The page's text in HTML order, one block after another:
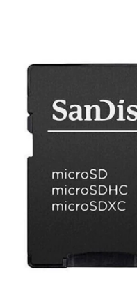
Mínimo: 10 MB/s
Interruptor de proteção
adaptador
Condições de operação: -25
CIEM
ITENS INCLUSOS:
01 Cartão de memória
Garantia Limitada de 03